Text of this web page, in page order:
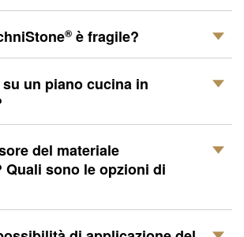
® è fragile?
un piano cucina in
del materiale
Quali sono le opzioni di